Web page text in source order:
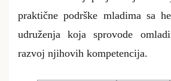
praktične podrške mladima sa
udruženja koja sprovode
razvoj njihovih kompetencija.